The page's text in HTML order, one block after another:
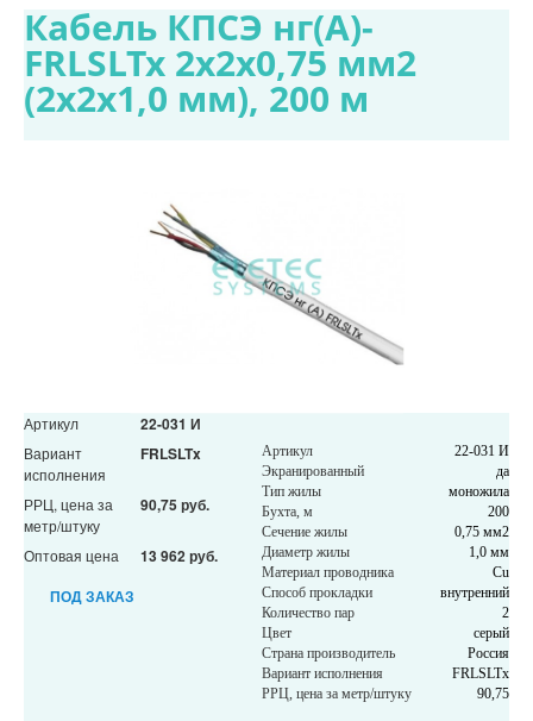
Кабель КПСЭ нг(А)-
FRLSLTx 2х2х0,75 мм2
(2х2х1,0 мм), 200 м
Артикул 22-031 И
Вариант
исполнения
FRLSLTx
РРЦ, цена за
метр/штуку
90,75 руб.
Оптовая цена
13 962 руб.
ПОД ЗАКАЗ
Артикул
22-031 И
Экранированный
да
Тип жилы
моножила
Бухта, м
200
Сечение жилы
0,75 мм2
Диаметр жилы
1,0 мм
Материал проводника
Cu
Способ прокладки
внутренний
Количество пар
2
Цвет
серый
Страна производитель
Россия
Вариант исполнения
FRLSLTx
РРЦ, цена за метр/штуку
90,75